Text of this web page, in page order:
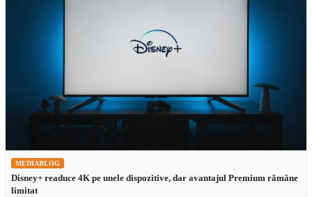
MEDIABLOG
Disney+ readuce 4K pe unele dispozitive, dar avantajul Premium rămâne
limitat